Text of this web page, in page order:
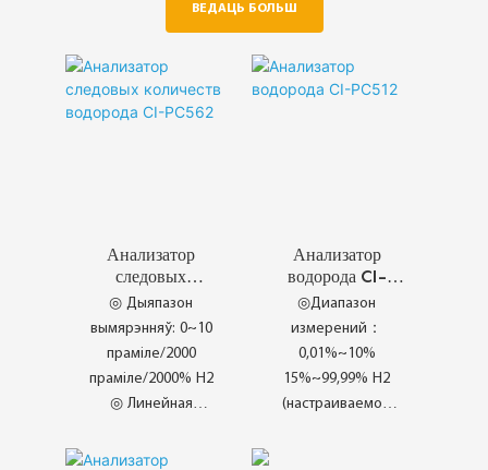
ВЕДАЦЬ БОЛЬШ
Анализатор
следовых
количеств
водорода CI-
PC562
◎ Дыяпазон
вымярэнняў: 0~10
праміле/2000
праміле/2000% H2
◎ Линейная
FS
Анализатор
водорода CI-
PC512
◎Диапазон
измерений：
0,01%~10%
15%~99,99% H2
(настраиваемое